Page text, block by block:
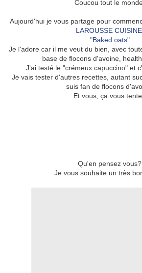
Coucou tout le
Aujourd'hui je vous partage pour
LAROUSSE CUISINE
"Baked oats"
Je l'adore car il me veut du bien, avec
base de flocons d'avoine,
J'ai testé le "crémeux capuccino" et
Je vais tester d'autres recettes, autant
suis fan de flocons
Et vous, ça vous
Qu'en pensez vous?
Je vous souhaite un très